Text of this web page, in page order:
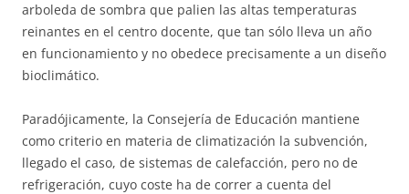
arboleda de sombra que palien las altas temperaturas
reinantes en el centro docente, que tan sólo lleva un año
en funcionamiento y no obedece precisamente a un diseño
bioclimático.
Paradójicamente, la Consejería de Educación mantiene
como criterio en materia de climatización la subvención,
llegado el caso, de sistemas de calefacción, pero no de
refrigeración, cuyo coste ha de correr a cuenta del